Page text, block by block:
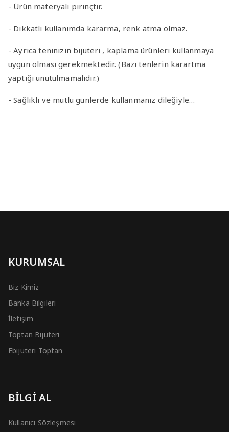
- Ürün materyali pirinçtir.
- Dikkatli kullanımda kararma, renk atma olmaz.
- Ayrıca teninizin bijuteri , kaplama ürünleri kullanmaya
uygun olması gerekmektedir. (Bazı tenlerin karartma
yaptığı unutulmamalıdır.)
- Sağlıklı ve mutlu günlerde kullanmanız dileğiyle…
KURUMSAL
Biz Kimiz
Banka Bilgileri
İletişim
Toptan Bijuteri
Ebijuteri Toptan
BİLGİ AL
Kullanıcı Sözleşmesi